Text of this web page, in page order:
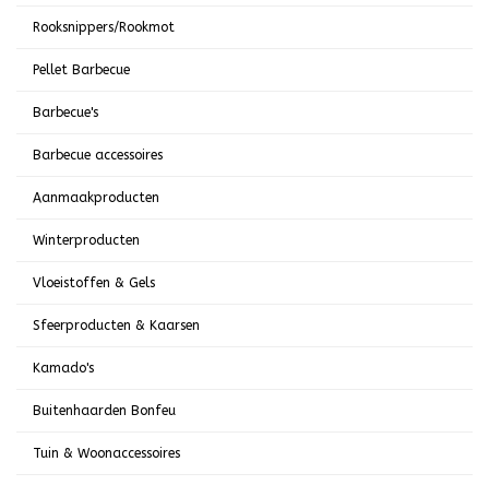
Rooksnippers/Rookmot
Pellet Barbecue
Barbecue's
Barbecue accessoires
Aanmaakproducten
Winterproducten
Vloeistoffen & Gels
Sfeerproducten & Kaarsen
Kamado's
Buitenhaarden Bonfeu
Tuin & Woonaccessoires